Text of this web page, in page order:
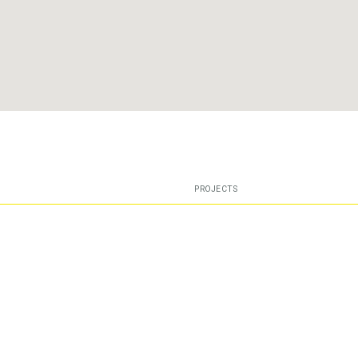
PROJECTS